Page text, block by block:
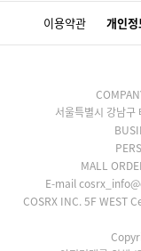
이용약관 개인
서울특별시 강남
MALL
E-mail
COSRX INC. 5F WEST